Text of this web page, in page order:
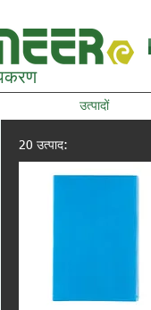
उत्पादों
20 उत्पाद: